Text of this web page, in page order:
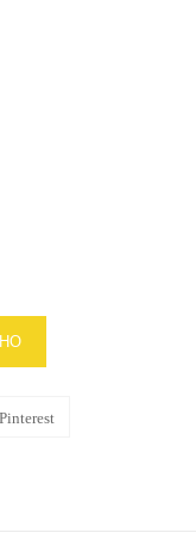
Pinterest